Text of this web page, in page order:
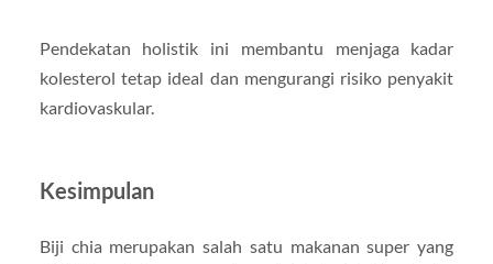
Pendekatan holistik ini membantu menjaga kadar
kolesterol tetap ideal dan mengurangi risiko penyakit
kardiovaskular.
Kesimpulan
Biji chia merupakan salah satu makanan super yang